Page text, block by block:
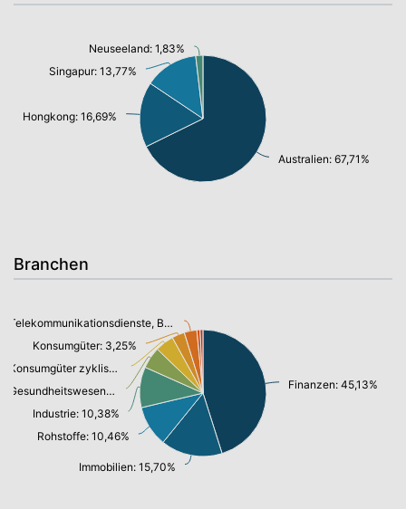
Australien: 67,71%
Hongkong: 16,69%
Singapur: 13,77%
Neuseeland: 1,83%
Branchen
Finanzen: 45,13%
Immobilien: 15,70%
Rohstoffe: 10,46%
Industrie: 10,38%
Gesundheitswesen: 5,50%
Konsumgüter zyklisch: 4,80%
Konsumgüter: 3,25%
Telekommunikationsdienste, Breitband Internet: 3,21%